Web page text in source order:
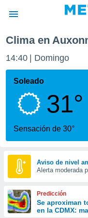
de
ha sido
calidad.
a este
las
y
forma
digital
basada
Clima en
14:40 Domingo
Soleado
31°
Sensación de 30°
Aviso de nivel
Alerta moderada
Predicción
Se aproximan
en la CDMX: